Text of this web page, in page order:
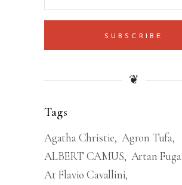
SUBSCRIBE
❦
Tags
Agatha Christie Agron Tufa
ALBERT CAMUS Artan Fuga
At Flavio Cavallini